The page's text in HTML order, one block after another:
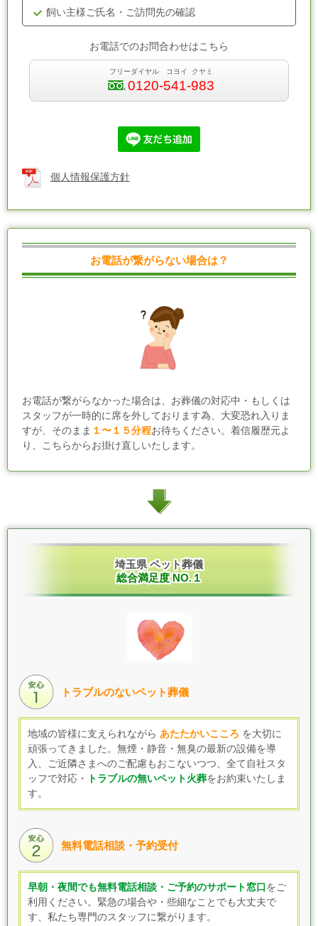
飼い主様ご氏名・ご訪問先の確認
お電話でのお問合わせはこちら
フリーダイヤル コヨイ クヤミ
0120-541-983
個人情報保護方針
お電話が繋がらない場合は？
お電話が繋がらなかった場合は、お葬儀の対応中・もしくは
スタッフが一時的に席を外しております為、大変恐れ入りま
すが、そのまま １〜１５分程お待ちください。着信履歴元よ
り、こちらからお掛け直しいたします。
埼玉県 ペット葬儀
総合満足度 NO.１
トラブルのないペット葬儀
地域の皆様に支えられながら あたたかいこころ を大切に
頑張ってきました。無煙・静音・無臭の最新の設備を導
入、
ご近隣さまへのご配慮もおこないつつ、 全て自社スタ
ッフで対応・
トラブルの無いペット火葬をお約束いたしま
す。
無料電話相談・予約受付
早朝・夜間でも無料電話相談・ご予約のサポート窓口 をご
利用ください。緊急の場合や・些細なことでも大丈夫で
す、私たち専門のスタッフに繋がります。